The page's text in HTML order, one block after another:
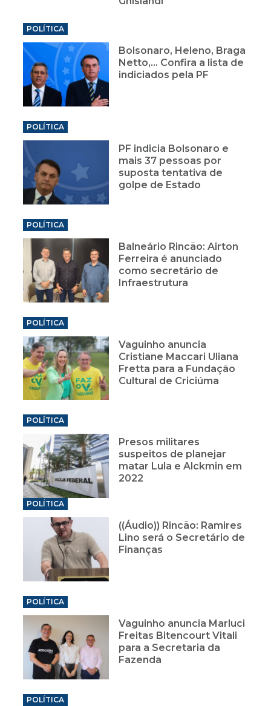
POLÍTICA
Bolsonaro, Heleno, Braga
Netto,... Confira a lista de
indiciados pela PF
POLÍTICA
PF indicia Bolsonaro e
mais 37 pessoas por
suposta tentativa de
golpe de Estado
POLÍTICA
Balneário Rincão: Airton
Ferreira é anunciado
como secretário de
Infraestrutura
POLÍTICA
Vaguinho anuncia
Cristiane Maccari Uliana
Fretta para a Fundação
Cultural de Criciúma
POLÍTICA
Presos militares
suspeitos de planejar
matar Lula e Alckmin em
2022
POLÍTICA
((Áudio)) Rincão: Ramires
Lino será o Secretário de
Finanças
POLÍTICA
Vaguinho anuncia Marluci
Freitas Bitencourt Vitali
para a Secretaria da
Fazenda
POLÍTICA